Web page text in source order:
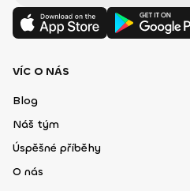
VÍC O NÁS
Blog
Náš tým
Úspěšné příběhy
O nás